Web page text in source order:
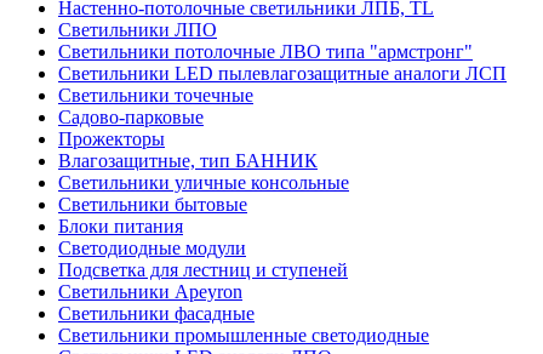
Настенно-потолочные светильники ЛПБ, TL
Светильники ЛПО
Светильники потолочные ЛВО типа "армстронг"
Светильники LED пылевлагозащитные аналоги ЛСП
Светильники точечные
Садово-парковые
Прожекторы
Влагозащитные, тип БАННИК
Светильники уличные консольные
Светильники бытовые
Блоки питания
Светодиодные модули
Подсветка для лестниц и ступеней
Светильники Apeyron
Светильники фасадные
Светильники промышленные светодиодные